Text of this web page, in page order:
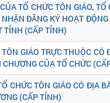
TỔ CHỨC TÔN GIÁO, TỔ
ĐĂNG KÝ HOẠT
TỈNH (CẤP TỈNH)
GIÁO TRỰC THUỘC
CỦA TỔ CHỨC
CHỨC TÔN GIÁO CÓ ĐỊA
(CẤP TỈNH)